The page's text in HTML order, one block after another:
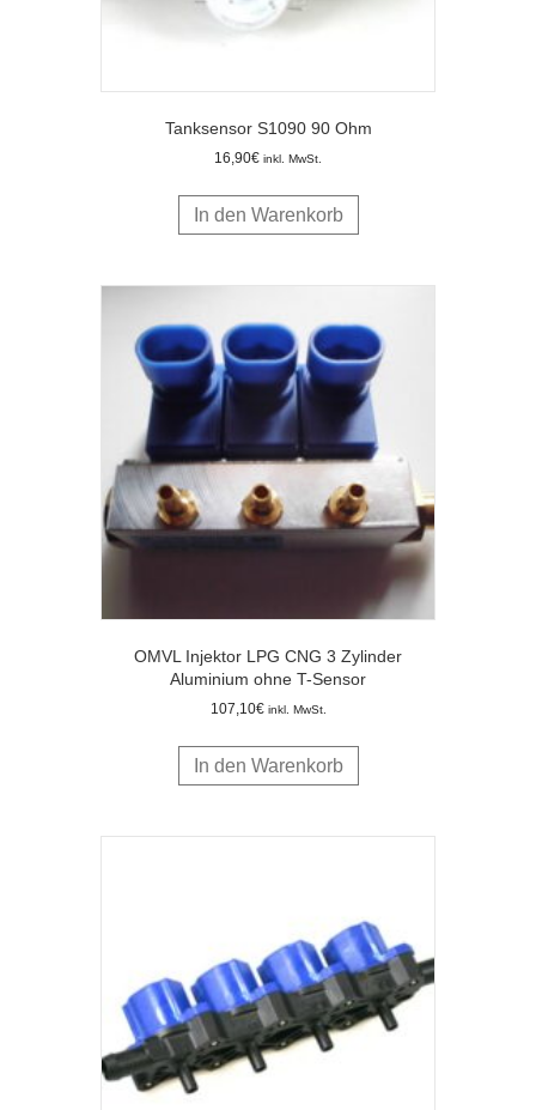
Tanksensor S1090 90 Ohm
16,90€ inkl. MwSt.
In den Warenkorb
OMVL Injektor LPG CNG 3 Zylinder
Aluminium ohne T-Sensor
107,10€ inkl. MwSt.
In den Warenkorb